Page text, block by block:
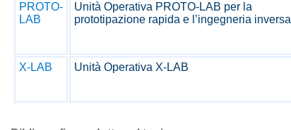
PROTO-
LAB
Unità Operativa PROTO-LAB per la
prototipazione rapida e l’ingegneria inversa
X-LAB Unità Operativa X-LAB